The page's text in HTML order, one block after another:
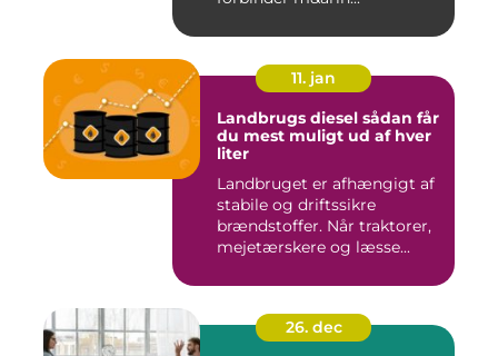
11. jan
Landbrugs diesel sådan får
du mest muligt ud af hver
liter
Landbruget er afhængigt af
stabile og driftssikre
brændstoffer. Når traktorer,
mejetærskere og læsse...
26. dec